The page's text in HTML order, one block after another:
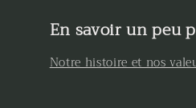
En savoir un peu
Notre histoire et nos